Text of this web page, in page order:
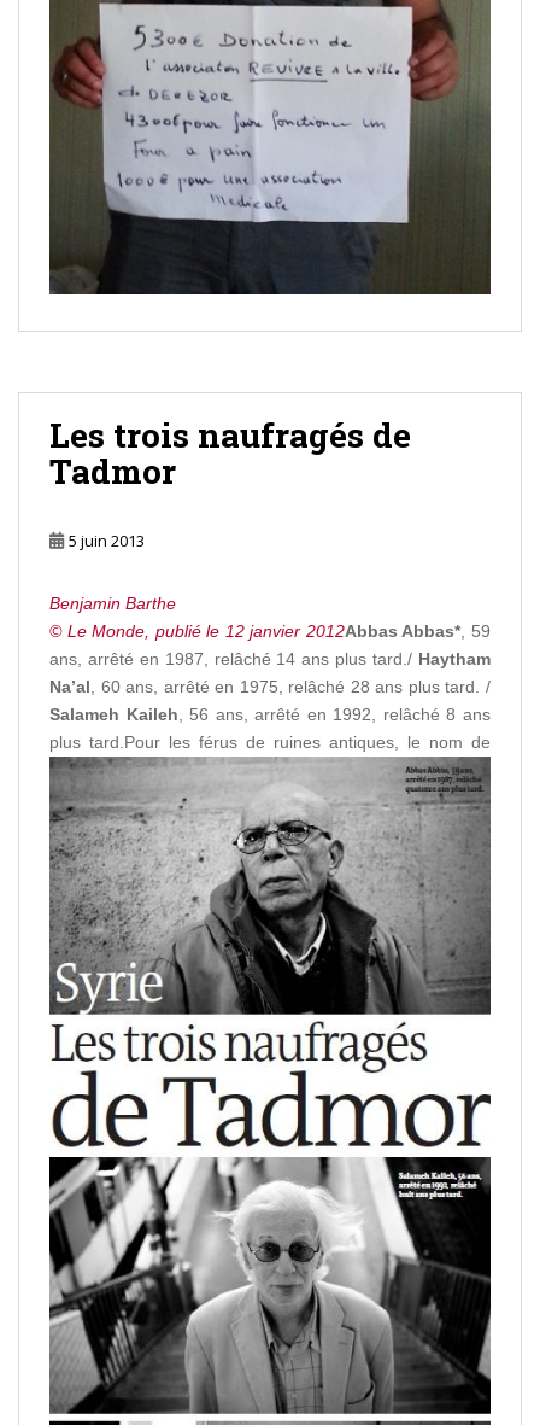
Les trois naufragés de
Tadmor
5 juin 2013
Benjamin Barthe
© Le Monde, publié le 12 janvier 2012Abbas Abbas*, 59
ans, arrêté en 1987, relâché 14 ans plus tard./ Haytham
Na’al , 60 ans, arrêté en 1975, relâché 28 ans plus tard. /
Salameh Kaileh , 56 ans, arrêté en 1992, relâché 8 ans
plus tard. Pour les férus de ruines antiques, le nom de